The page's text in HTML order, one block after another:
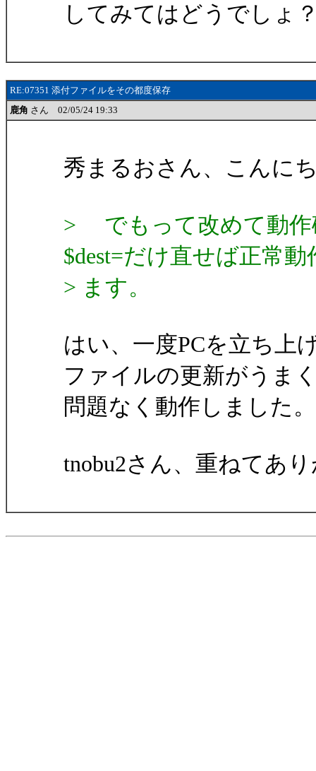
してみてはどうでしょ
RE:07351 添付ファイルをその都度保存
鹿角 さん 02/05/24 19:33
秀まるおさん、こんに
> でもって改めて動作
$dest=だけ直せば正常動
> ます。
はい、一度PCを立ち上
ファイルの更新がうま
問題なく動作しました
tnobu2さん、重ねてあ